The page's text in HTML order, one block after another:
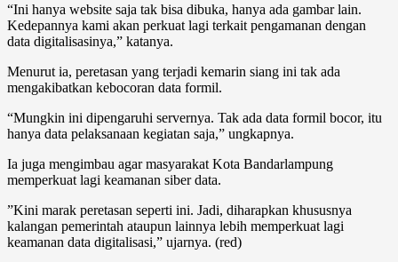
“Ini hanya website saja tak bisa dibuka, hanya ada gambar lain.
Kedepannya kami akan perkuat lagi terkait pengamanan dengan
data digitalisasinya,” katanya.
Menurut ia, peretasan yang terjadi kemarin siang ini tak ada
mengakibatkan kebocoran data formil.
“Mungkin ini dipengaruhi servernya. Tak ada data formil bocor, itu
hanya data pelaksanaan kegiatan saja,” ungkapnya.
Ia juga mengimbau agar masyarakat Kota Bandarlampung
memperkuat lagi keamanan siber data.
”Kini marak peretasan seperti ini. Jadi, diharapkan khususnya
kalangan pemerintah ataupun lainnya lebih memperkuat lagi
keamanan data digitalisasi,” ujarnya. (red)